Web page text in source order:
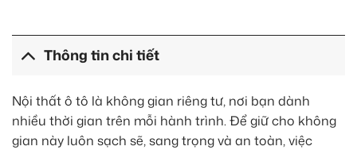
Thông tin chi tiết
Nội thất ô tô là không gian riêng tư, nơi bạn dành
nhiều thời gian trên mỗi hành trình. Để giữ cho không
gian này luôn sạch sẽ, sang trọng và an toàn, việc